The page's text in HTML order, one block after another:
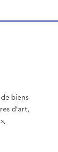
biens
d'art,